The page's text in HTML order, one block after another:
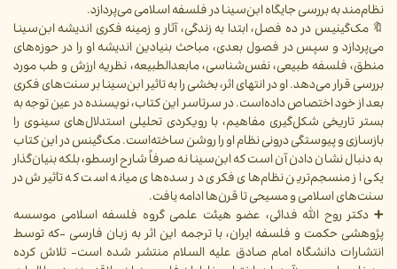
نظام‌مند به بررسی جایگاه ابن‌سینا در فلسفه اسلامی می‌پردازد.
🔖 مک‌گینیس در ده فصل، ابتدا به زندگی، آثار و زمینه فکری اندیشه ابن‌سینا
می‌پردازد و سپس در فصول بعدی، مباحث بنیادین اندیشه او را در حوزه‌های
منطق، فلسفه طبیعی، نفس‌شناسی، مابعدالطبیعه، نظریه ارزش و طب مورد
بررسی قرار می‌دهد. او در انتهای اثر، بخشی را به تاثیر ابن‌سینا بر سنت‌های فکری
بعد از خود اختصاص داده‌است. در سرتاسر این کتاب، نویسنده در عین توجه به
بستر تاریخی شکل‌گیری مفاهیم، با رویکردی تحلیلی استدلال‌های سینوی را
بازسازی و پیوستگی درونی نظام او را روشن ساخته‌است. مک‌گینس در این کتاب
به دنبال نشان دادن آن است که ابن‌سینا نه صرفاً شارح ارسطو، بلکه بنیان‌گذار
یکی از منسجم‌ترین نظام‌های فکری در سده‌های میانه است که تأثیرش در
سنت‌های اسلامی و مسیحی تا قرن‌ها ادامه یافت.
➕ دکتر روح الله فدائی، عضو هیئت علمی گروه فلسفه اسلامی موسسه
پژوهشی حکمت و فلسفه ایران، با ترجمه این اثر به زبان فارسی -که توسط
انتشارات دانشگاه امام صادق علیه السلام منتشر شده است- تلاش کرده